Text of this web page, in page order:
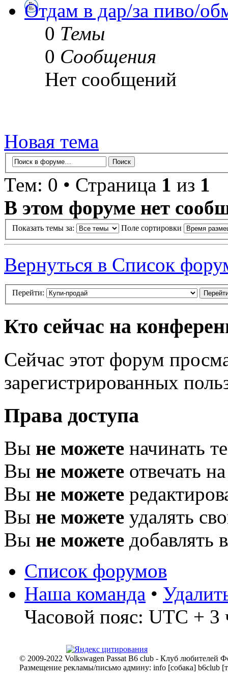
Отдам в дар/за пиво/
0 Темы
0 Сообщения
Нет сообщений
Новая тема
Тем: 0 • Страница 1 из 1
В этом форуме нет
Показать темы за: Поле сортировки
Вернуться в Список
Перейти:
Кто сейчас на
Сейчас этот форум
зарегистрированных
Права доступа
Вы не можете начинать
Вы не можете отвечать
Вы не можете
Вы не можете удалять
Вы не можете добавлять
Список форумов
Наша команда •
Часовой пояс: UTC + 3
© 2009-2022 Volkswagen Passat B6 club - Клуб любителей
Размещение рекламы/письмо админу: info [собака] b6club